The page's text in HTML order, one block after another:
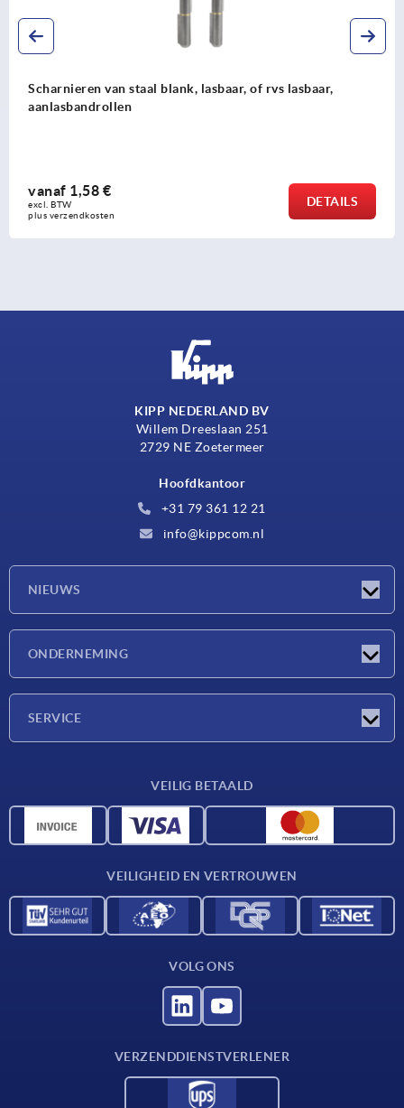
Scharnieren van staal blank, lasbaar, of rvs lasbaar,
aanlasbandrollen
vanaf 1,58 €
excl. BTW
plus verzendkosten
DETAILS
KIPP NEDERLAND BV
Willem Dreeslaan 251
2729 NE Zoetermeer
Hoofdkantoor
+31 79 361 12 21
info@kippcom.nl
NIEUWS
ONDERNEMING
SERVICE
CAD-gegevens
VEILIG BETAALD
VEILIGHEID EN VERTROUWEN
VOLG ONS
VERZENDDIENSTVERLENER